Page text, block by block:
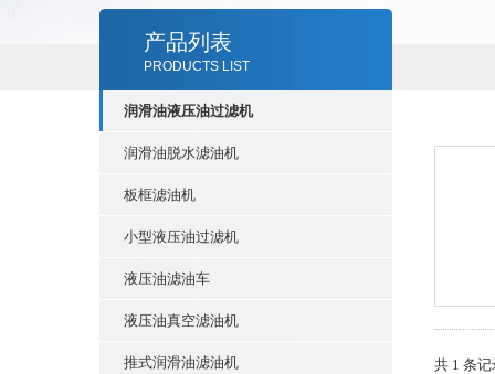
产品列表
PRODUCTS LIST
润滑油液压油过滤机
润滑油脱水滤油机
板框滤油机
小型液压油过滤机
液压油滤油车
液压油真空滤油机
推式润滑油滤油机 共 1 条